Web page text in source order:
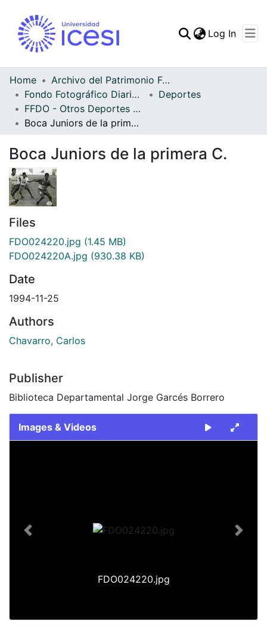
Statistics
Log In
Home
Archivo del Patrimonio Fotográfico y Fílmico del Valle del Cauca
Fondo Fotográfico Diario Occidente
Deportes
FFDO - Otros Deportes - Patrimonial
Boca Juniors de la primera C.
Boca Juniors de la primera C.
Files
FDO024220.jpg (1.45 MB)
FDO024220A.jpg (930.38 KB)
Date
1994-11-25
Authors
Chavarro, Carlos
Publisher
Biblioteca Departamental Jorge Garcés Borrero
Images & Videos
FDO024220.jpg
Previous Next